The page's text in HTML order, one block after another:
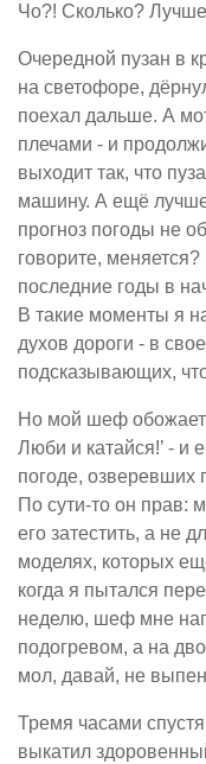
Чо?! Сколько?
Очередной пузан в
на светофоре,
поехал дальше. А
плечами - и
выходит так, что
машину. А ещё
прогноз погоды не
говорите,
последние годы в
В такие моменты я
духов дороги - в
подсказывающих,
Но мой шеф обожает
Люби и катайся!’ - и
погоде, озверевших
По сути-то он прав:
его затестить, а не
моделях, которых
когда я пытался
неделю, шеф мне
подогревом, а на
мол, давай, не
Тремя часами
выкатил